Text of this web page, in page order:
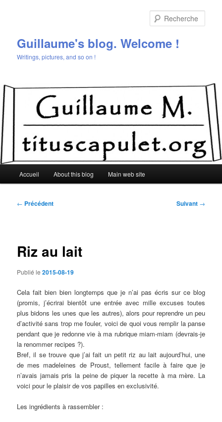
Guillaume's blog. Welcome !
Writings, pictures, and so on !
principal
Accueil About this blog Main web site
Navigation
← Précédent Suivant →
Riz au lait
Publié le2015-08-19
Cela fait bien bien longtemps que je n’ai pas écris sur ce blog
(promis, j’écrirai bientôt une entrée avec mille excuses toutes
plus bidons les unes que les autres), alors pour reprendre un peu
d’activité sans trop me fouler, voici de quoi vous remplir la panse
pendant que je redonne vie à ma rubrique miam-miam (devrais-je
la renommer recipes ?).
Bref, il se trouve que j’ai fait un petit riz au lait aujourd’hui, une
de mes madeleines de Proust, tellement facile à faire que je
n’avais jamais pris la peine de piquer la recette à ma mère. La
voici pour le plaisir de vos papilles en exclusivité.
Les ingrédients à rassembler :